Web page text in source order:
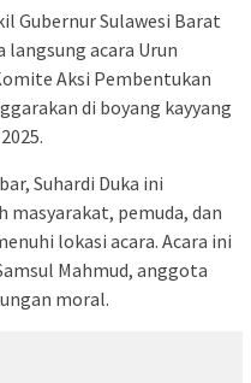
Gubernur Sulawesi Barat
langsung acara Urun
Aksi Pembentukan
di boyang kayyang
Suhardi Duka ini
pemuda, dan
lokasi acara. Acara ini
Mahmud, anggota
moral.